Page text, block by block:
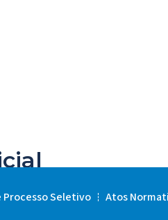
Processo Seletivo Atos